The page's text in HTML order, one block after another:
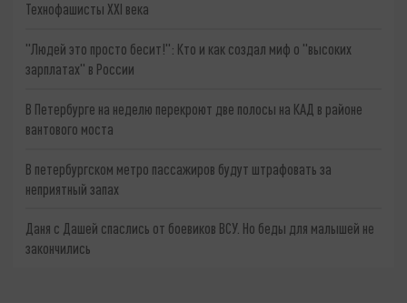
Технофашисты XXI века
"Людей это просто бесит!": Кто и как создал миф о "высоких
зарплатах" в России
В Петербурге на неделю перекроют две полосы на КАД в районе
вантового моста
В петербургском метро пассажиров будут штрафовать за
неприятный запах
Даня с Дашей спаслись от боевиков ВСУ. Но беды для малышей не
закончились